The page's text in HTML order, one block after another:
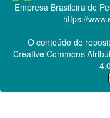
Empresa Brasileira de
https://
O conteúdo do
Creative Commons